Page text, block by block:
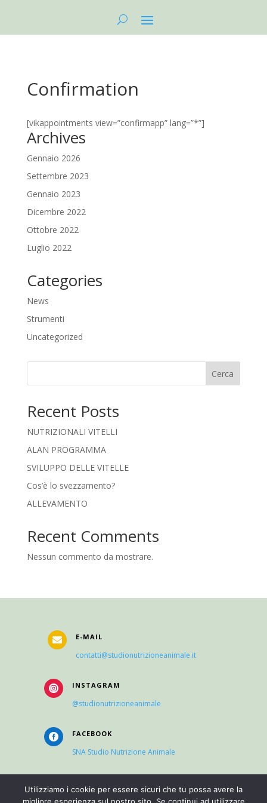
Confirmation
[vikappointments view=”confirmapp” lang=”*”]
Archives
Gennaio 2026
Settembre 2023
Gennaio 2023
Dicembre 2022
Ottobre 2022
Luglio 2022
Categories
News
Strumenti
Uncategorized
Cerca
Recent Posts
NUTRIZIONALI VITELLI
ALAN PROGRAMMA
SVILUPPO DELLE VITELLE
Cos’è lo svezzamento?
ALLEVAMENTO
Recent Comments
Nessun commento da mostrare.
 E-MAIL
contatti@studionutrizioneanimale.it
 INSTAGRAM
@studionutrizioneanimale
 FACEBOOK
SNA Studio Nutrizione Animale
COOKIES
Utilizziamo i cookie per essere sicuri che tu possa avere la